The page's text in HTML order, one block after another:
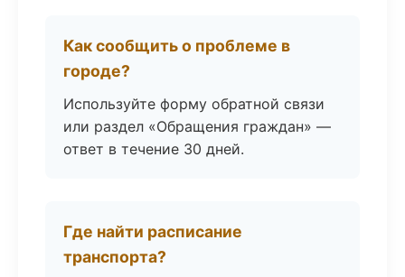
Как сообщить о проблеме в
городе?
Используйте форму обратной связи
или раздел «Обращения граждан» —
ответ в течение 30 дней.
Где найти расписание
транспорта?